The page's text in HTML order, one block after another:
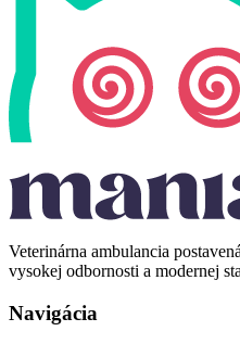
Veterinárna ambulancia
vysokej odbornosti a modernej
Navigácia